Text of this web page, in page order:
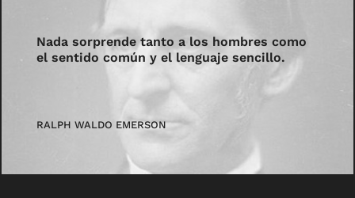
Nada sorprende tanto a los hombres como
el sentido común y el lenguaje sencillo.
RALPH WALDO EMERSON